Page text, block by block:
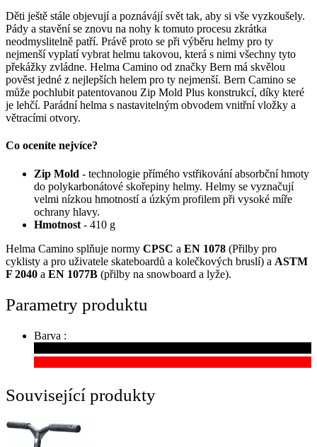
Děti ještě stále objevují a poznávájí svět tak, aby si vše vyzkoušely.
Pády a stavění se znovu na nohy k tomuto procesu zkrátka
neodmyslitelně patří. Právě proto se při výběru helmy pro ty
nejmenší vyplatí vybrat helmu takovou, která s nimi všechny tyto
překážky zvládne. Helma Camino od značky Bern má skvělou
pověst jedné z nejlepších helem pro ty nejmenší. Bern Camino se
může pochlubit patentovanou Zip Mold Plus konstrukcí, díky které
je lehčí. Parádní helma s nastavitelným obvodem vnitřní vložky a
větracími otvory.
Co oceníte nejvíce?
Zip Mold - technologie přímého vstřikování absorbční hmoty
do polykarbonátové skořepiny helmy. Helmy se vyznačují
velmi nízkou hmotností a úzkým profilem při vysoké míře
ochrany hlavy.
Hmotnost - 410 g
Helma Camino splňuje normy CPSC a EN 1078 (Přilby pro
cyklisty a pro uživatele skateboardů a kolečkových bruslí) a ASTM
F 2040 a EN 1077B (přilby na snowboard a lyže).
Parametry produktu
Barva :
Související produkty